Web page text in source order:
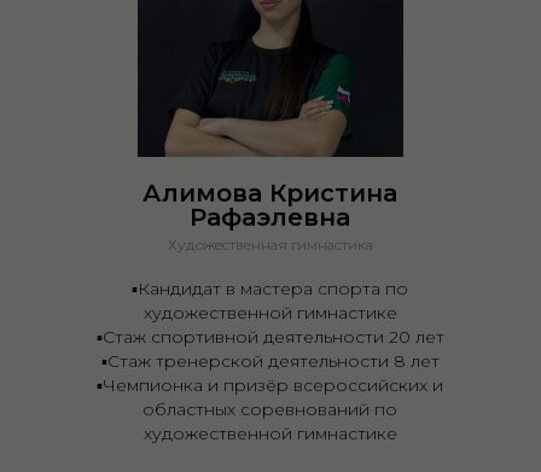
Алимова Кристина
Рафаэлевна
Художественная гимнастика
▪️Кандидат в мастера спорта по
художественной гимнастике
▪️Стаж спортивной деятельности 20 лет
▪️Стаж тренерской деятельности 8 лет
▪️Чемпионка и призёр всероссийских и
областных соревнований по
художественной гимнастике